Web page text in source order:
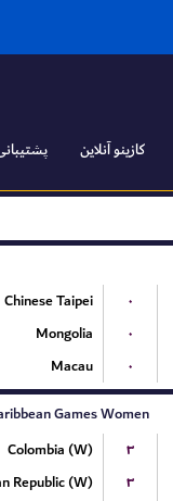
کازینو آنلاین
Chinese Taipei
۰
Mongolia
۰
Macau
۰
Games Women
Colombia (W)
۳
Republic (W)
۳